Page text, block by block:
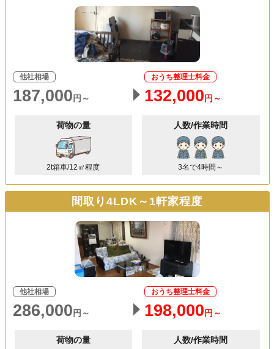
他社相場
187,000 円～
おうち整理士料金
132,000 円～
荷物の量
2t箱車/12㎥程度
人数/作業時間
3名で4時間～
間取り4LDK～1軒家程度
他社相場
286,000 円～
おうち整理士料金
198,000 円～
荷物の量 人数/作業時間